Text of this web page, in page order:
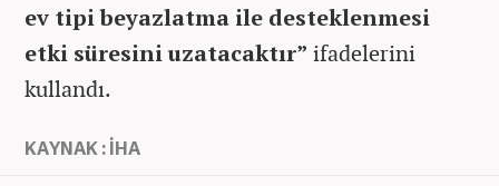
ev tipi beyazlatma ile desteklenmesi
etki süresini uzatacaktır” ifadelerini
kullandı.
KAYNAK : İHA